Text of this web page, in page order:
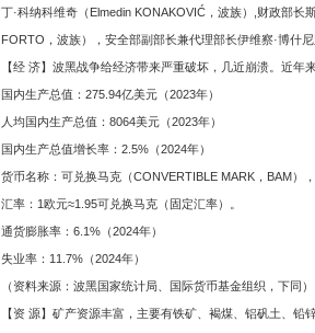
丁·科纳科维奇（Elmedin KONAKOVIĆ，波族）,财政部
FORTO，波族），安全部副部长兼代理部长伊维察·博什
【经 济】波黑战争给经济带来严重破坏，几近崩溃。近
国内生产总值：275.94亿美元（2023年）
人均国内生产总值：8064美元（2023年）
国内生产总值增长率：2.5%（2024年）
货币名称：可兑换马克（CONVERTIBLE MARK，BAM）
汇率：1欧元≈1.95可兑换马克（固定汇率）。
通货膨胀率：6.1%（2024年）
失业率：11.7%（2024年）
（资料来源：波黑国家统计局、国际货币基金组织，下同）
【资 源】矿产资源丰富，主要有铁矿、褐煤、铝矾土、